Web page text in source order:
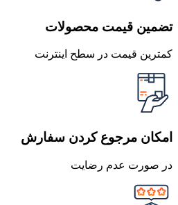
تضمین قیمت محصولات
کمترین قیمت در سطح اینترنت
امکان مرجوع کردن سفارش
در صورت عدم رضایت